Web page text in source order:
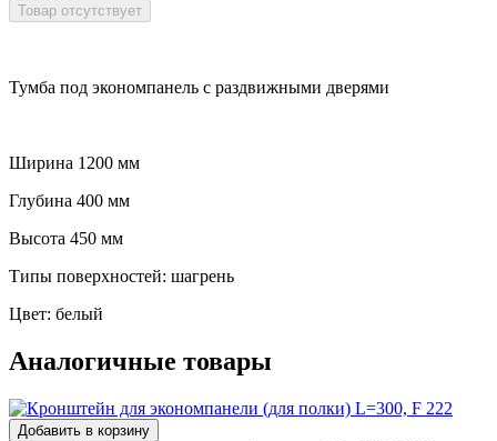
Тумба под экономпанель с раздвижными дверями
Ширина 1200 мм
Глубина 400 мм
Высота 450 мм
Типы поверхностей: шагрень
Цвет: белый
Аналогичные товары